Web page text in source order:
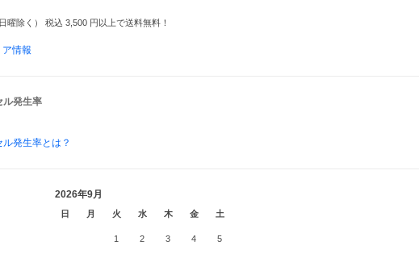
除く） 税込 3,500 円以上で送料無料！
ア情報
ル発生率
発生率とは？
2026年9月
日 月 火 水 木 金 土
1 2 3 4 5